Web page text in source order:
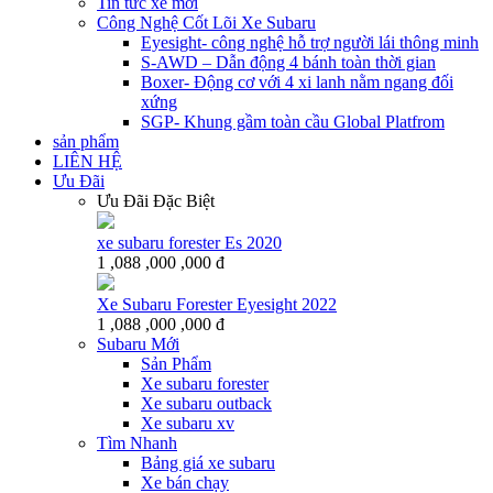
Công Nghệ Cốt Lõi Xe Subaru
Eyesight- công nghệ hỗ trợ người lái thông minh
S-AWD – Dẫn động 4 bánh toàn thời gian
Boxer- Động cơ với 4 xi lanh nằm ngang đối
xứng
SGP- Khung gầm toàn cầu Global Platfrom
sản phẩm
LIÊN HỆ
Ưu Đãi
Ưu Đãi Đặc Biệt
xe subaru forester Es 2020
1 ,088 ,000 ,000 đ
Xe Subaru Forester Eyesight 2022
1 ,088 ,000 ,000 đ
Subaru Mới
Sản Phẩm
Xe subaru forester
Xe subaru outback
Xe subaru xv
Tìm Nhanh
Bảng giá xe subaru
Xe bán chạy